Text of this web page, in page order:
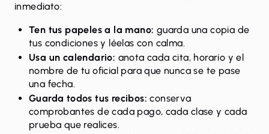
inmediato:
Ten tus papeles a la mano: guarda una copia de
tus condiciones y léelas con calma.
Usa un calendario: anota cada cita, horario y el
nombre de tu oficial para que nunca se te pase
una fecha.
Guarda todos tus recibos: conserva
comprobantes de cada pago, cada clase y cada
prueba que realices.